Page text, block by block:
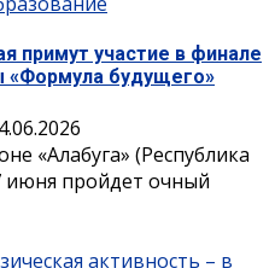
примут участие в финале
«Формула будущего»
«Алабуга» (Республика
июня пройдет очный
активность – в